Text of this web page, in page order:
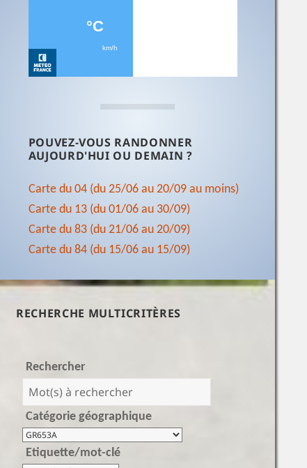
POUVEZ-VOUS RANDONNER
AUJOURD'HUI OU DEMAIN ?
Carte du 04 (du 25/06 au 20/09 au moins)
Carte du 13 (du 01/06 au 30/09)
Carte du 83 (du 21/06 au 20/09)
Carte du 84 (du 15/06 au 15/09)
RECHERCHE MULTICRITÈRES
Rechercher
Catégorie géographique
Etiquette/mot-clé